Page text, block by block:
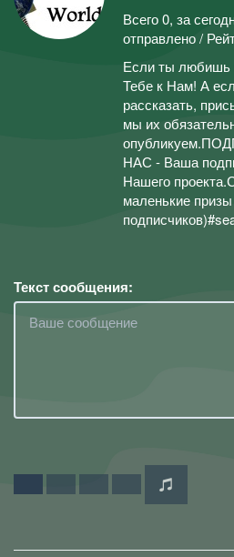
Всего 0, за
отправлено /
Если ты любишь
Тебе к Нам! А
рассказать,
мы их
НАС - Ваша
Нашего
маленькие
Текст сообщения: